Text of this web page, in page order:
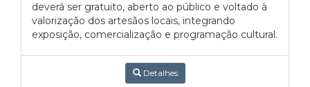
deverá ser gratuito, aberto ao público e voltado à
valorização dos artesãos locais, integrando
exposição, comercialização e programação cultural.
Detalhes